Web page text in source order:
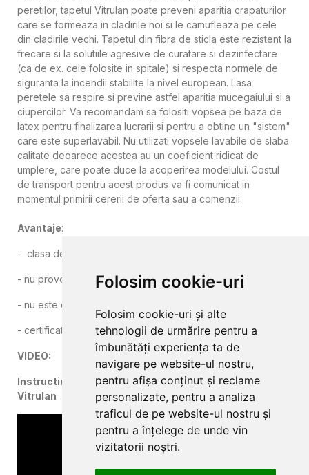
Folosim cookie-uri
Folosim cookie-uri și alte
tehnologii de urmărire pentru a
îmbunătăți experiența ta de
navigare pe website-ul nostru,
pentru afișa conținut și reclame
personalizate, pentru a analiza
traficul de pe website-ul nostru și
pentru a înțelege de unde vin
vizitatorii noștri.
peretilor, tapetul Vitrulan poate preveni aparitia crapaturilor
care se formeaza in cladirile noi si le camufleaza pe cele
din cladirile vechi. Tapetul din fibra de sticla este rezistent la
frecare si la solutiile agresive de curatare si dezinfectare
(ca de ex. cele folosite in spitale) si respecta normele de
siguranta la incendii stabilite la nivel european. Lasa
peretele sa respire si previne astfel aparitia mucegaiului si a
ciupercilor. Va recomandam sa folositi vopsea pe baza de
latex pentru finalizarea lucrarii si pentru a obtine un "sistem"
care este superlavabil. Nu utilizati vopsele lavabile de slaba
calitate deoarece acestea au un coeficient ridicat de
umplere, care poate duce la acoperirea modelului. Costul
de transport pentru acest produs va fi comunicat in
momentul primirii cererii de oferta sau a comenzii.
Avantaje:
- clasa de rezistenta la foc Bs1d0 conform EN13501-1:2010
- nu provoaca alergii, este antimicrobian si antibacterian
- nu este daunator sanatatii
- certificat Oeko-Tex clasa 1
VIDEO:
Instructiuni de montaj al tapetului din fibra de sticla
Vitrulan